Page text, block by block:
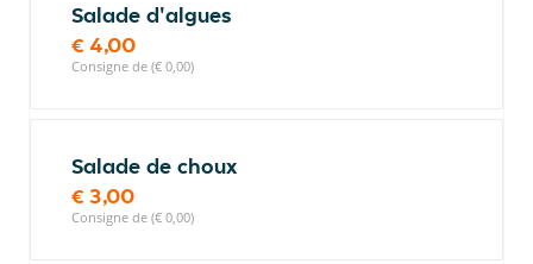
Salade d'algues
€ 4,00
Consigne de (€ 0,00)
Salade de choux
€ 3,00
Consigne de (€ 0,00)